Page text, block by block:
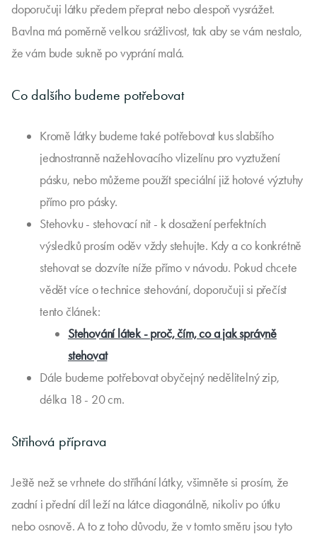
doporučuji látku předem přeprat nebo alespoň vysrážet.
Bavlna má poměrně velkou srážlivost, tak aby se vám nestalo,
že vám bude sukně po vyprání malá.
Co dalšího budeme potřebovat
Kromě látky budeme také potřebovat kus slabšího
jednostranně nažehlovacího vlizelínu pro vyztužení
pásku, nebo můžeme použít speciální již hotové výztuhy
přímo pro pásky.
Stehovku - stehovací nit - k dosažení perfektních
výsledků prosím oděv vždy stehujte. Kdy a co konkrétně
stehovat se dozvíte níže přímo v návodu. Pokud chcete
vědět více o technice stehování, doporučuji si přečíst
tento článek:
Stehování látek - proč, čím, co a jak správně
stehovat
Dále budeme potřebovat obyčejný nedělitelný zip,
délka 18 - 20 cm.
Střihová příprava
Ještě než se vrhnete do stříhání látky, všimněte si prosím, že
zadní i přední díl leží na látce diagonálně, nikoliv po útku
nebo osnově. A to z toho důvodu, že v tomto směru jsou tyto